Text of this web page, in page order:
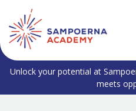
Unlock your potential at
meets